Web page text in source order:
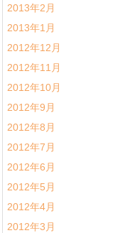
2013年2月
2013年1月
2012年12月
2012年11月
2012年10月
2012年9月
2012年8月
2012年7月
2012年6月
2012年5月
2012年4月
2012年3月